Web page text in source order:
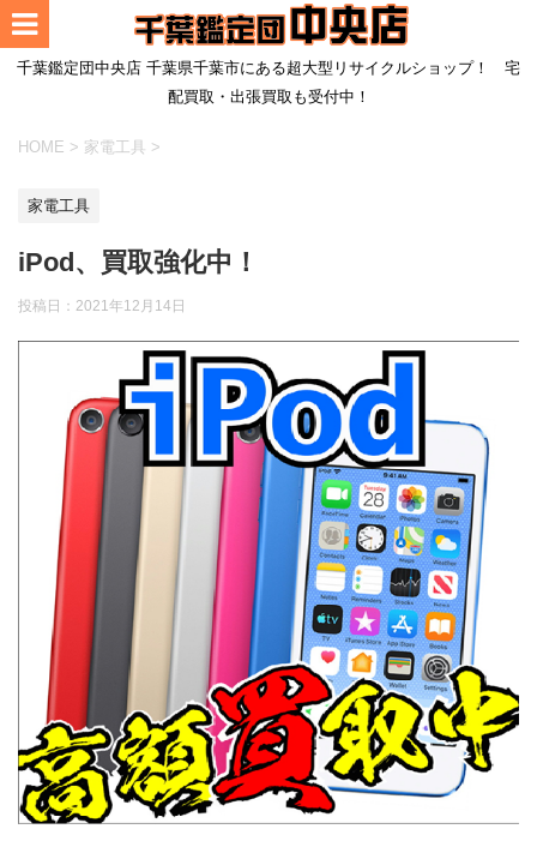
千葉鑑定団中央店 千葉県千葉市にある超大型リサイクルショップ！ 宅
配買取・出張買取も受付中！
HOME > 家電工具 >
家電工具
iPod、買取強化中！
投稿日： 2021年12月14日